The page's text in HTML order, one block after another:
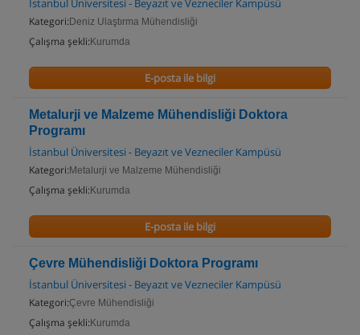
İstanbul Üniversitesi - Beyazıt ve Vezneciler Kampüsü
Kategori: Deniz Ulaştırma Mühendisliği
Çalışma şekli: Kurumda
E-posta ile bilgi
Metalurji ve Malzeme Mühendisliği Doktora
Programı
İstanbul Üniversitesi - Beyazıt ve Vezneciler Kampüsü
Kategori: Metalurji ve Malzeme Mühendisliği
Çalışma şekli: Kurumda
E-posta ile bilgi
Çevre Mühendisliği Doktora Programı
İstanbul Üniversitesi - Beyazıt ve Vezneciler Kampüsü
Kategori:Çevre Mühendisliği
Çalışma şekli: Kurumda